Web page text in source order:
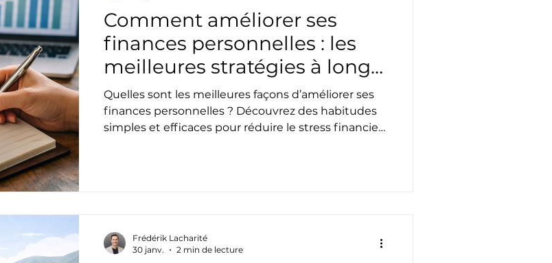
Comment améliorer ses
finances personnelles : les
meilleures stratégies à long
terme
Quelles sont les meilleures façons d’améliorer ses
finances personnelles ? Découvrez des habitudes
simples et efficaces pour réduire le stress financier,
Frédérik Lacharité
30 janv.
2 min de lecture